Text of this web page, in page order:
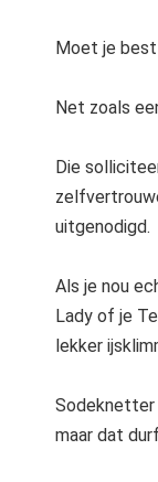
Moet je
Net zoals
Die
uitgenodigd.
Als je nou
Lady of je
lekker
Sodeknetter
maar dat